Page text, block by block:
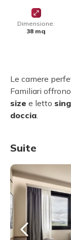
Dimensione:
38 mq
Le camere
Familiari
size e letto
doccia.
Suite